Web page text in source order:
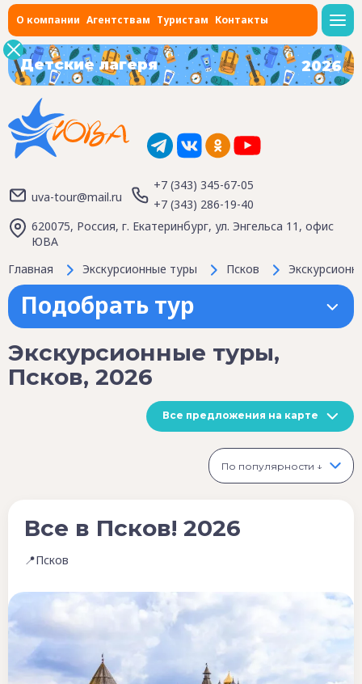
О компании Агентствам Туристам Контакты
Детские лагеря 2026
uva-tour@mail.ru
+7 (343) 345-67-05
+7 (343) 286-19-40
620075, Россия, г. Екатеринбург, ул. Энгельса 11, офис
ЮВА
Главная
Экскурсионные туры Псков
Подобрать тур
Экскурсионные туры,
Псков, 2026
Все предложения на карте
По популярности ↓
Все в Псков! 2026
📍Псков